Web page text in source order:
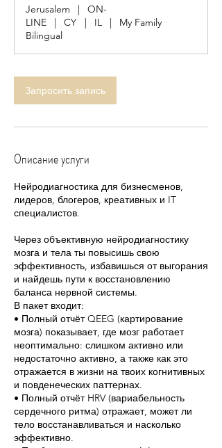
с
а
Jerusalem |
ON-
LINE
| CY | IL |
My Family
Bilingual
Запросить запись
Описание услуги
Нейродиагностика для бизнесменов,
лидеров, блогеров, креативных и IT
специалистов.
Через объективную нейродиагностику
мозга и тела ты повысишь свою
эффективность, избавишься от выгорания
и найдешь пути к восстановлению
баланса нервной системы.
В пакет входит:
• Полный отчёт QEEG (картирование
мозга) показывает, где мозг работает
неоптимально: слишком активно или
недостаточно активно, а также как это
отражается в жизни на твоих когнитивных
и повденеческих паттернах.
• Полный отчёт HRV (вариабельность
сердечного ритма) отражает, может ли
тело восстанавливаться и насколько
эффективно.